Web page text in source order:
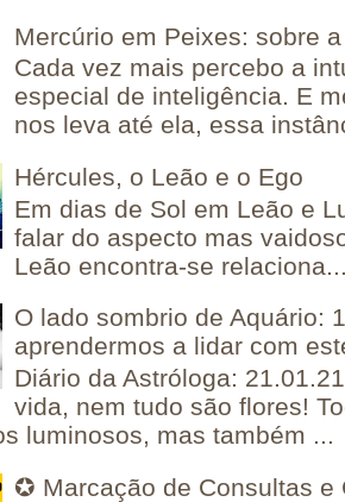
Mercúrio em Peixes: sobre
Cada vez mais percebo a
especial de inteligência. E
nos leva até ela, essa
Hércules, o Leão e o Ego
Em dias de Sol em Leão e
falar do aspecto mas
Leão encontra-se
O lado sombrio de Aquário:
aprendermos a lidar com
Diário da Astróloga:
vida, nem tudo são flores!
luminosos, mas também ...
✪ Marcação de Consultas e